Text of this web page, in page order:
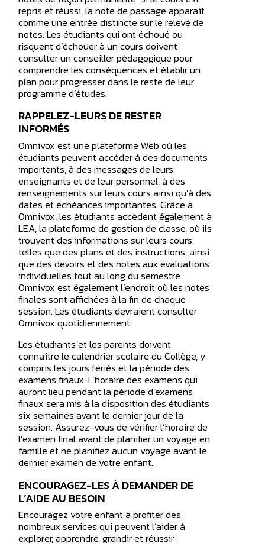
repris et réussi, la note de passage apparaît
comme une entrée distincte sur le relevé de
notes. Les étudiants qui ont échoué ou
risquent d’échouer à un cours doivent
consulter un conseiller pédagogique pour
comprendre les conséquences et établir un
plan pour progresser dans le reste de leur
programme d’études.
RAPPELEZ-LEURS DE RESTER
INFORMÉS
Omnivox est une plateforme Web où les
étudiants peuvent accéder à des documents
importants, à des messages de leurs
enseignants et de leur personnel, à des
renseignements sur leurs cours ainsi qu’à des
dates et échéances importantes. Grâce à
Omnivox, les étudiants accèdent également à
LEA, la plateforme de gestion de classe, où ils
trouvent des informations sur leurs cours,
telles que des plans et des instructions, ainsi
que des devoirs et des notes aux évaluations
individuelles tout au long du semestre.
Omnivox est également l’endroit où les notes
finales sont affichées à la fin de chaque
session. Les étudiants devraient consulter
Omnivox quotidiennement.
Les étudiants et les parents doivent
connaître le calendrier scolaire du Collège, y
compris les jours fériés et la période des
examens finaux. L’horaire des examens qui
auront lieu pendant la période d’examens
finaux sera mis à la disposition des étudiants
six semaines avant le dernier jour de la
session. Assurez-vous de vérifier l’horaire de
l’examen final avant de planifier un voyage en
famille et ne planifiez aucun voyage avant le
dernier examen de votre enfant.
ENCOURAGEZ-LES À DEMANDER DE
L’AIDE AU BESOIN
Encouragez votre enfant à profiter des
nombreux services qui peuvent l’aider à
explorer, apprendre, grandir et réussir :